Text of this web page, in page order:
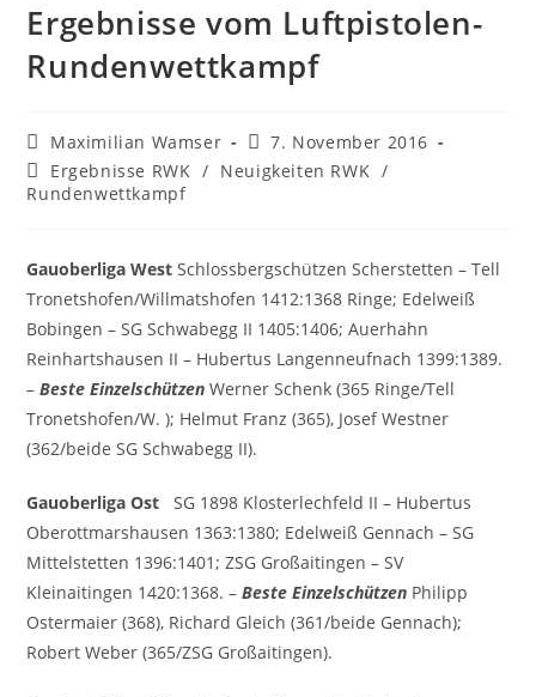
Ergebnisse vom Luftpistolen-
Rundenwettkampf
Beitrags-
Autor:
Maximilian Wamser
Beitrag
veröffentlicht:
7. November 2016
Beitrags-
Kategorie:
Ergebnisse RWK / Neuigkeiten RWK /
Rundenwettkampf
Gauoberliga West Schlossbergschützen Scherstetten – Tell
Tronetshofen/Willmatshofen 1412:1368 Ringe; Edelweiß
Bobingen – SG Schwabegg II 1405:1406; Auerhahn
Reinhartshausen II – Hubertus Langenneufnach 1399:1389.
–Beste Einzelschützen Werner Schenk (365 Ringe/Tell
Tronetshofen/W. ); Helmut Franz (365), Josef Westner
(362/beide SG Schwabegg II).
Gauoberliga Ost SG 1898 Klosterlechfeld II – Hubertus
Oberottmarshausen 1363:1380; Edelweiß Gennach – SG
Mittelstetten 1396:1401; ZSG Großaitingen – SV
Kleinaitingen 1420:1368. –Beste Einzelschützen Philipp
Ostermaier (368), Richard Gleich (361/beide Gennach);
Robert Weber (365/ZSG Großaitingen).